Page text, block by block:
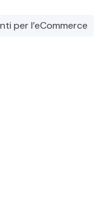
per l’eCommerce